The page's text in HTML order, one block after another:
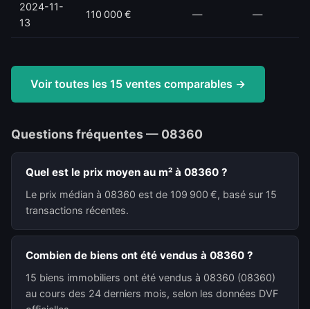
2024-11-
13
110 000 € — —
Voir toutes les 15 ventes comparables →
Questions fréquentes — 08360
Quel est le prix moyen au m² à 08360 ?
Le prix médian à 08360 est de 109 900 €, basé sur 15
transactions récentes.
Combien de biens ont été vendus à 08360 ?
15 biens immobiliers ont été vendus à 08360 (08360)
au cours des 24 derniers mois, selon les données DVF